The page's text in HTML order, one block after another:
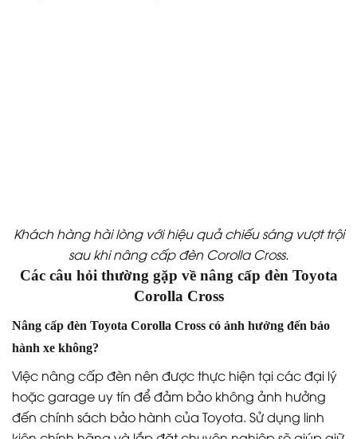
Khách hàng hài lòng với hiệu quả chiếu sáng vượt trội
sau khi nâng cấp đèn Corolla Cross.
Các câu hỏi thường gặp về nâng cấp đèn Toyota
Corolla Cross
Nâng cấp đèn Toyota Corolla Cross có ảnh hưởng đến bảo
hành xe không?
Việc nâng cấp đèn nên được thực hiện tại các đại lý
hoặc garage uy tín để đảm bảo không ảnh hưởng
đến chính sách bảo hành của Toyota. Sử dụng linh